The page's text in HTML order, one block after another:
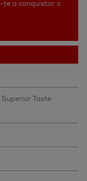
te a conquistar o
Superior Taste